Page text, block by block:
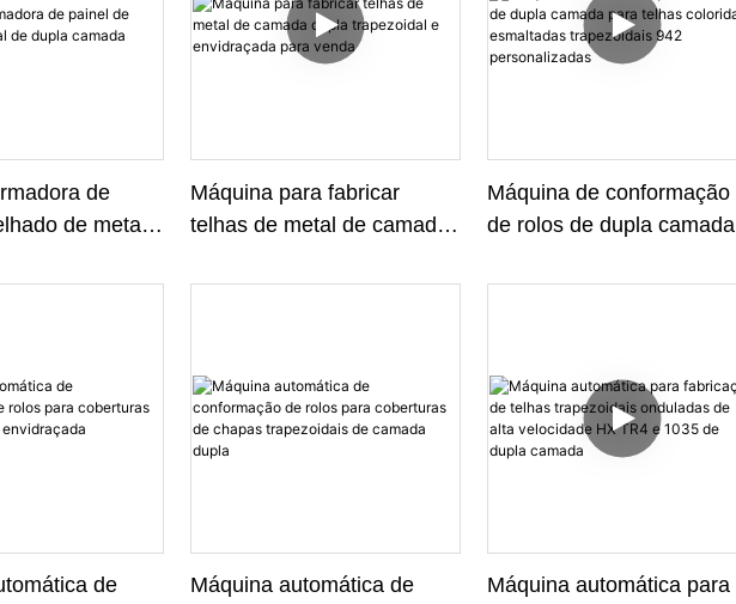
de
de metal
Máquina para fabricar
telhas de metal de camada
envidraçada para venda
Máquina de conformação
de rolos de dupla camada
esmaltadas trapezoidais
de
Máquina automática de
Máquina automática para